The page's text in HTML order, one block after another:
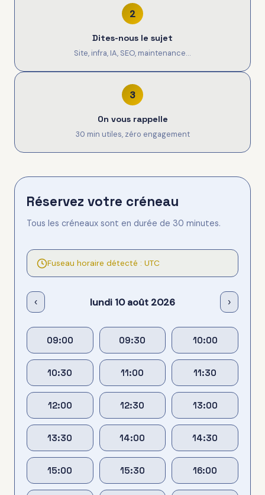
2
Dites-nous le sujet
Site, infra, IA, SEO, maintenance…
3
On vous rappelle
30 min utiles, zéro engagement
Réservez votre créneau
Tous les créneaux sont en durée de 30 minutes.
Fuseau horaire détecté : UTC
‹ lundi 10 août 2026 ›
09:00 09:30 10:00
10:30 11:00 11:30
12:00 12:30 13:00
13:30 14:00 14:30
15:00 15:30 16:00